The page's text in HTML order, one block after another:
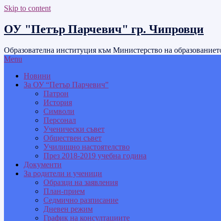
Skip to content
ОУ "Петър Парчевич" гр. Чипровци
Образователна институция към Министерство на
Menu
Новини
За ОУ “Петър Парчевич”
Патрон
История
Символи
Персонал
Ученически съвет
Обществен съвет
Училищно настоятелство
През 2018-2019 учебна година
Документи
За родители и ученици
Образци на заявления
План-прием
Седмично разписание
Дневен режим
График на консултациите